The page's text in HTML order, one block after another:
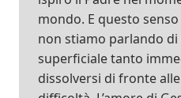
mondo. E questo
non stiamo parlando
superficiale tanto
dissolversi di fronte